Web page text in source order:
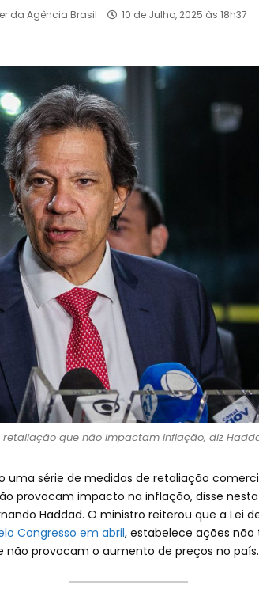
da Agência Brasil 10 de Julho, 2025 às 18h37
que não impactam inflação, diz
uma série de medidas de retaliação
provocam impacto na inflação, disse
Haddad. O ministro reiterou que a Lei
Congresso em abril, estabelece ações
não provocam o aumento de preços no país.